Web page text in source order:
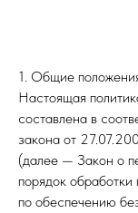
1. Общие
Настоящая
составлена в
закона от
(далее — Закон о
порядок
по обеспечению